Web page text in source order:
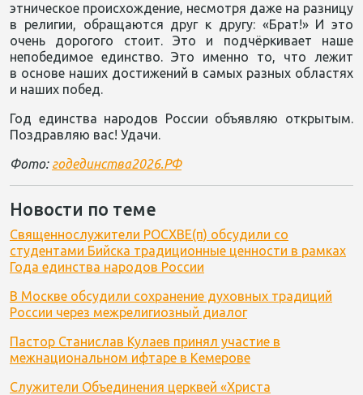
этническое происхождение, несмотря даже на разницу
в религии, обращаются друг к другу: «Брат!» И это
очень дорогого стоит. Это и подчёркивает наше
непобедимое единство. Это именно то, что лежит
в основе наших достижений в самых разных областях
и наших побед.
Год единства народов России объявляю открытым.
Поздравляю вас! Удачи.
Фото: годединства2026.РФ
Новости по теме
Священнослужители РОСХВЕ(п) обсудили со
студентами Бийска традиционные ценности в рамках
Года единства народов России
В Москве обсудили cохранение духовных традиций
России через межрелигиозный диалог
Пастор Станислав Кулаев принял участие в
межнациональном ифтаре в Кемерове
Служители Объединения церквей «Христа